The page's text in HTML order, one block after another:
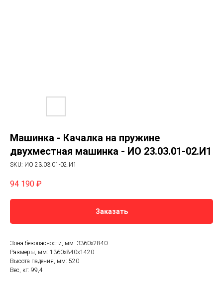
Машинка - Качалка на пружине
двухместная машинка - ИО 23.03.01-02.И1
SKU: ИО 23.03.01-02.И1
94 190 ₽
Заказать
Зона безопасности, мм: 3360х2840
Размеры, мм: 1360x840x1420
Высота падения, мм: 520
Вес, кг: 99,4